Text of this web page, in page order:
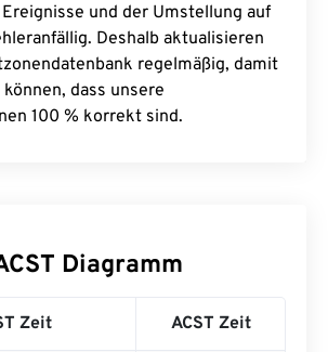
und der Umstellung auf
Deshalb aktualisieren
regelmäßig, damit
dass unsere
100 % korrekt sind.
Diagramm
Zeit ACST Zeit